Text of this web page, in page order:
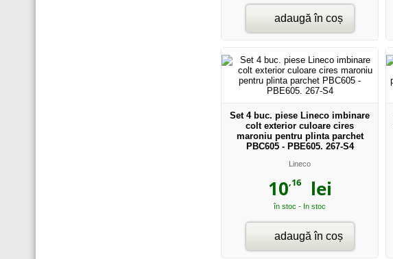
adaugă în coș
Set 4 buc. piese Lineco imbinare
colt exterior culoare cires
maroniu pentru plinta parchet
PBC605 - PBE605. 267-S4
Lineco
10,16lei
în stoc - In stoc
adaugă în coș